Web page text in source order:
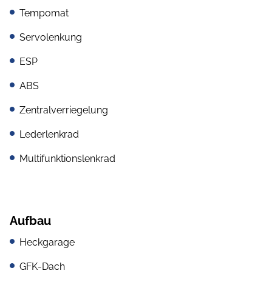
Tempomat
Servolenkung
ESP
ABS
Zentralverriegelung
Lederlenkrad
Multifunktionslenkrad
Aufbau
Heckgarage
GFK-Dach